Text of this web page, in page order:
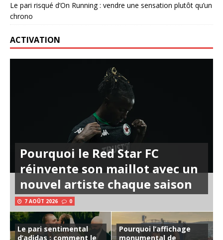
Le pari risqué d’On Running : vendre une sensation plutôt qu’un
chrono
ACTIVATION
Pourquoi le Red Star FC
réinvente son maillot avec un
nouvel artiste chaque saison
7 AOÛT 2026 0
Le pari sentimental
d’adidas : comment le
Pourquoi l’affichage
monumental de